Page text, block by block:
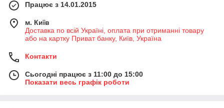
Працює з 14.01.2015
м. Київ
Доставка по всій Україні, оплата при отриманні товару
або на картку Приват банку, Київ, Україна
Контакти
Сьогодні працює з 11:00 до 15:00
Показати весь графік роботи